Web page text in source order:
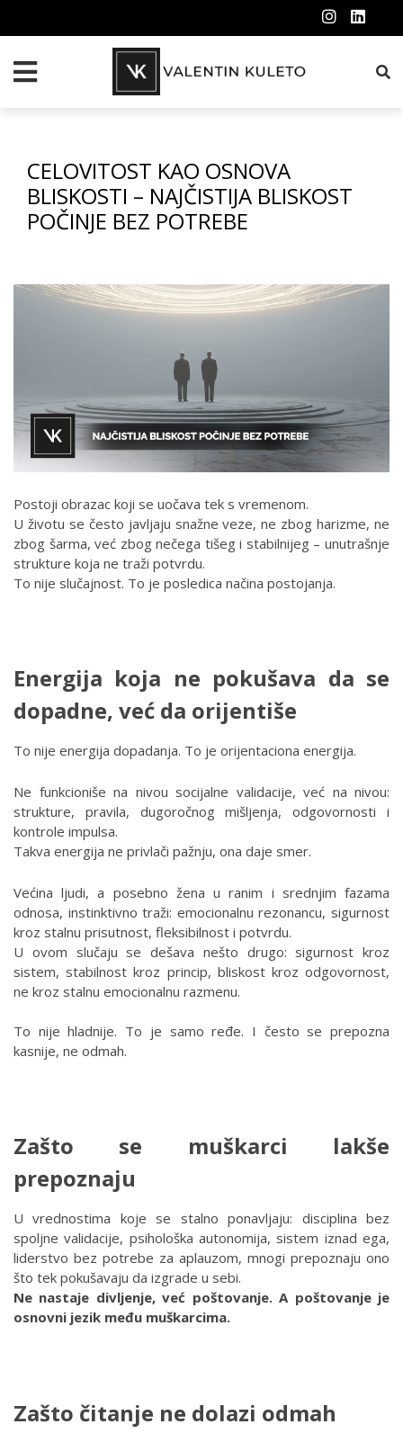
CELOVITOST KAO OSNOVA
BLISKOSTI – NAJČISTIJA BLISKOST
POČINJE BEZ POTREBE
Postoji obrazac koji se uočava tek s vremenom.
U životu se često javljaju snažne veze, ne zbog harizme, ne
zbog šarma, već zbog nečega tišeg i stabilnijeg – unutrašnje
strukture koja ne traži potvrdu.
To nije slučajnost. To je posledica načina postojanja.
Energija koja ne pokušava da se
dopadne, već da orijentiše
To nije energija dopadanja. To je orijentaciona energija.
Ne funkcioniše na nivou socijalne validacije, već na nivou:
strukture, pravila, dugoročnog mišljenja, odgovornosti i
kontrole impulsa.
Takva energija ne privlači pažnju, ona daje smer.
Većina ljudi, a posebno žena u ranim i srednjim fazama
odnosa, instinktivno traži: emocionalnu rezonancu, sigurnost
kroz stalnu prisutnost, fleksibilnost i potvrdu.
U ovom slučaju se dešava nešto drugo: sigurnost kroz
sistem, stabilnost kroz princip, bliskost kroz odgovornost,
ne kroz stalnu emocionalnu razmenu.
To nije hladnije. To je samo ređe. I često se prepozna
kasnije, ne odmah.
Zašto se muškarci lakše
prepoznaju
U vrednostima koje se stalno ponavljaju: disciplina bez
spoljne validacije, psihološka autonomija, sistem iznad ega,
liderstvo bez potrebe za aplauzom, mnogi prepoznaju ono
što tek pokušavaju da izgrade u sebi.
Ne nastaje divljenje, već poštovanje. A poštovanje je
osnovni jezik među muškarcima.
Zašto čitanje ne dolazi odmah